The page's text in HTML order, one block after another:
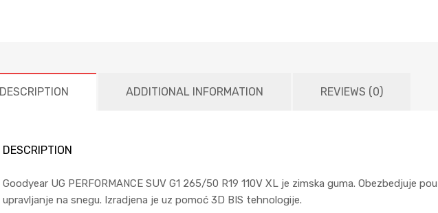
DESCRIPTION ADDITIONAL INFORMATION REVIEWS (0)
DESCRIPTION
Goodyear UG PERFORMANCE SUV G1 265/50 R19 110V XL je zimska guma. Obezbedjuje
upravljanje na snegu. Izradjena je uz pomoć 3D BIS tehnologije.